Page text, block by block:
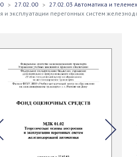
27.02.00
27.02.03 Автоматика и
эксплуатации перегонных систем